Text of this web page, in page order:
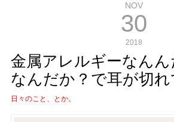
NOV
30
2018
金属アレルギーなん
なんだか？で耳が切れ
日々のこと、とか。